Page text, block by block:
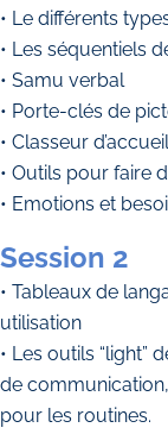
• Le différents
• Les séquentiels
• Samu verbal
• Porte-clés de
• Classeur
• Outils pour faire
• Emotions et
Session 2
• Tableaux de
utilisation
• Les outils “light”
de
pour les routines.